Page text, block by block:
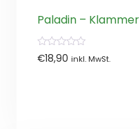
Paladin – Klammer
0
von
€18,90 inkl. MwSt.